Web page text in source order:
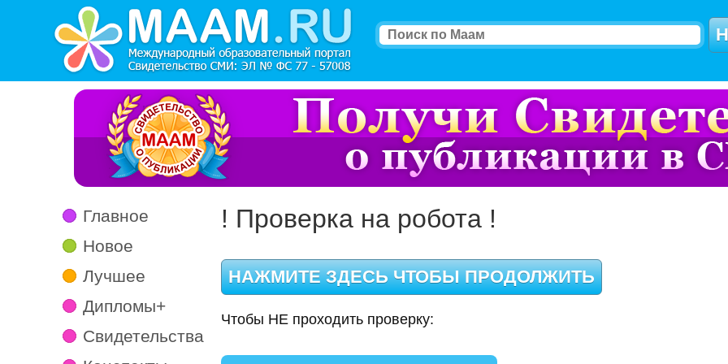
Главное
Новое
Лучшее
Дипломы+
Свидетельства
! Проверка на робота !
Чтобы НЕ проходить проверку: